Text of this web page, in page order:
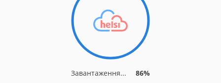
Завантаження... 86%